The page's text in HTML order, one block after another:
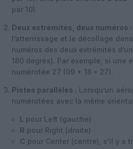
par 10).
Deux extrémités, deux numéros :
l’atterrissage et le décollage
numéros des deux extrémités
180 degrés). Par exemple, si une
numérotée 27 (09 + 18 = 27).
Pistes parallèles : Lorsqu’un
numérotées avec la même
L pour Left (gauche)
R pour Right (droite)
C pour Center (centre), s’il y a